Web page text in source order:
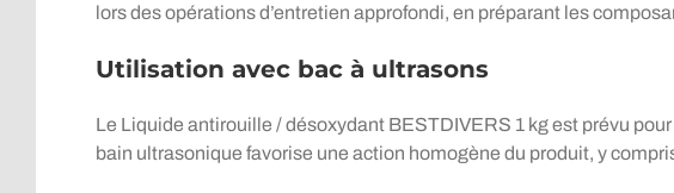
lors des opérations d’entretien approfondi, en préparant les
Utilisation avec bac à ultrasons
Le Liquide antirouille / désoxydant BESTDIVERS 1 kg est prévu
bain ultrasonique favorise une action homogène du produit, y